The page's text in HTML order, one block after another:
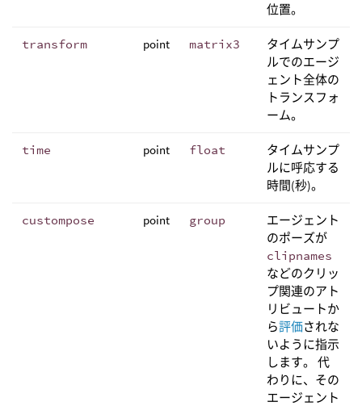
位置。
transform point matrix3
タイムサンプ
ルでのエージ
ェント全体の
トランスフォ
ーム。
time point float
タイムサンプ
ルに呼応する
時間(秒)。
custompose point group
エージェント
のポーズが
clipnames
などのクリッ
プ関連のアト
リビュートか
ら評価されな
いように指示
します。 代
わりに、その
エージェント